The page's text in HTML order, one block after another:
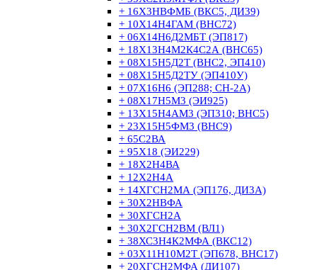
+ 16Х3НВФМБ (ВКС5, ДИ39)
+ 10Х14Н4ГАМ (ВНС72)
+ 06Х14Н6Д2МБТ (ЭП817)
+ 18Х13Н4М2К4С2А (ВНС65)
+ 08Х15Н5Д2Т (ВНС2, ЭП410)
+ 08Х15Н5Д2ТУ (ЭП410У)
+ 07Х16Н6 (ЭП288; СН-2А)
+ 08Х17Н5М3 (ЭИ925)
+ 13Х15Н4АМ3 (ЭП310; ВНС5)
+ 23Х15Н5ФМ3 (ВНС9)
+ 65С2ВА
+ 95Х18 (ЭИ229)
+ 18Х2Н4ВА
+ 12Х2Н4А
+ 14ХГСН2МА (ЭП176, ДИ3А)
+ 30Х2НВФА
+ 30ХГСН2А
+ 30Х2ГСН2ВМ (ВЛ1)
+ 38ХС3Н4К2МФА (ВКС12)
+ 03Х11Н10М2Т (ЭП678, ВНС17)
+ 20ХГСН2МФА (ДИ107)